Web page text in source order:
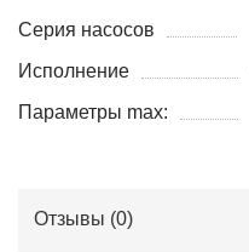
Серия насосов
Исполнение
Параметры max:
Отзывы (0)